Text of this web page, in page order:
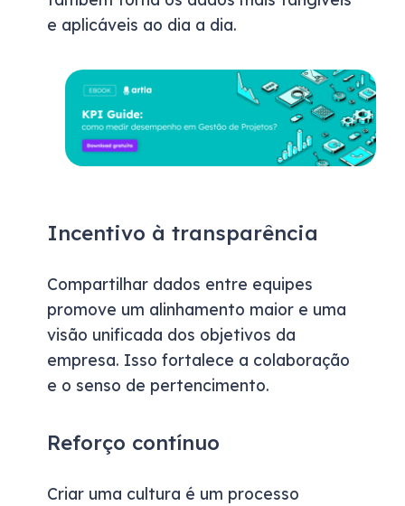
e aplicáveis ao dia a dia.
Incentivo à transparência
Compartilhar dados entre equipes
promove um alinhamento maior e uma
visão unificada dos objetivos da
empresa. Isso fortalece a colaboração
e o senso de pertencimento.
Reforço contínuo
Criar uma cultura é um processo